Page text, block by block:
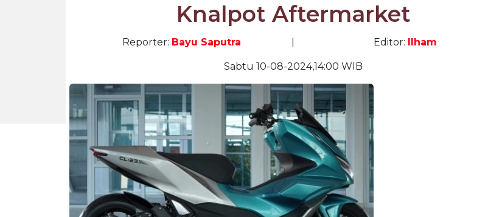
Knalpot Aftermarket
Reporter: Bayu Saputra Editor: Ilham
Sabtu 10-08-2024,14:00 WIB